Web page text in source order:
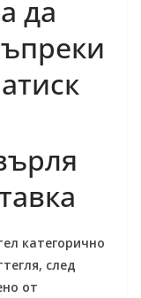
да
категорично
след
от